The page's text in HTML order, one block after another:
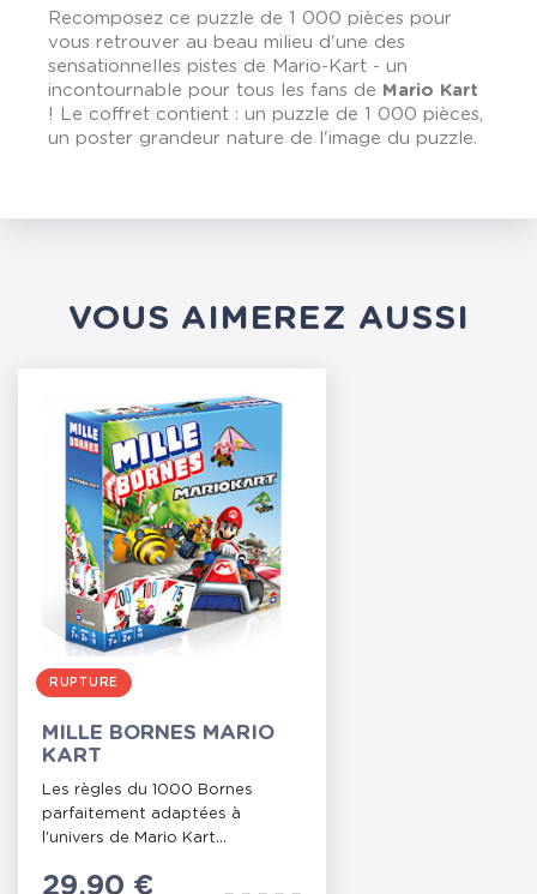
Recomposez ce puzzle de 1 000 pièces pour
vous retrouver au beau milieu d'une des
sensationnelles pistes de Mario-Kart - un
incontournable pour tous les fans de Mario Kart
! Le coffret contient : un puzzle de 1 000 pièces,
un poster grandeur nature de l'image du puzzle.
VOUS AIMEREZ AUSSI
RUPTURE
MILLE BORNES MARIO
KART
Les règles du 1000 Bornes
parfaitement adaptées à
l'univers de Mario Kart...
Prix
29,90 €